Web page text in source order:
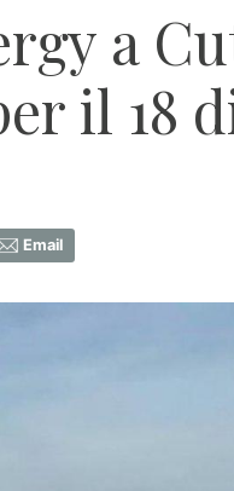
a
il 18
Email